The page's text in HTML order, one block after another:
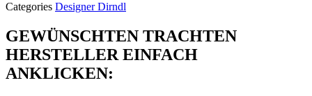
Categories Designer Dirndl
GEWÜNSCHTEN TRACHTEN
HERSTELLER EINFACH
ANKLICKEN: